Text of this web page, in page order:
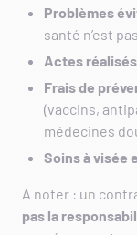
Problèmes
santé n’est
Actes
Frais de
(vaccins,
médecines
Soins à visée
A noter : un
pas la